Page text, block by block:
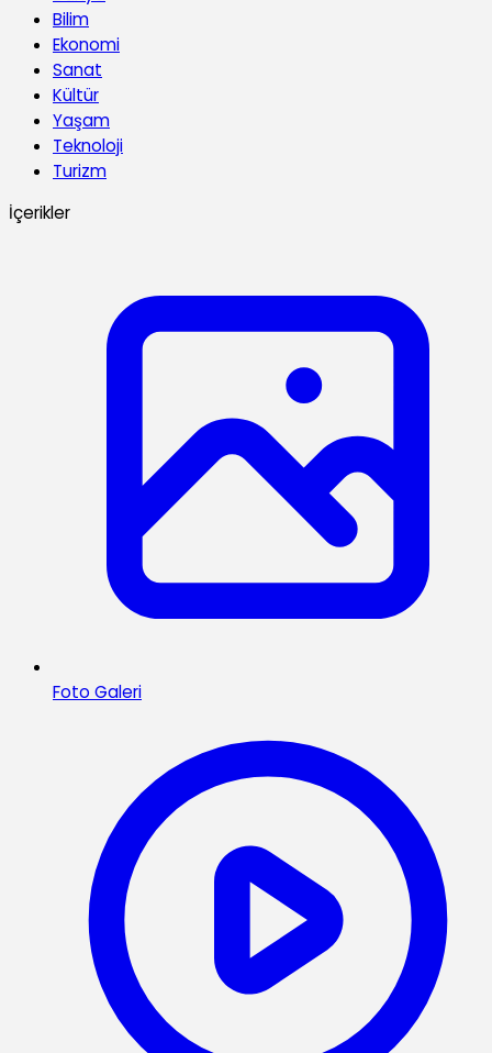
Bilim
Ekonomi
Sanat
Kültür
Yaşam
Teknoloji
Turizm
İçerikler
Foto Galeri